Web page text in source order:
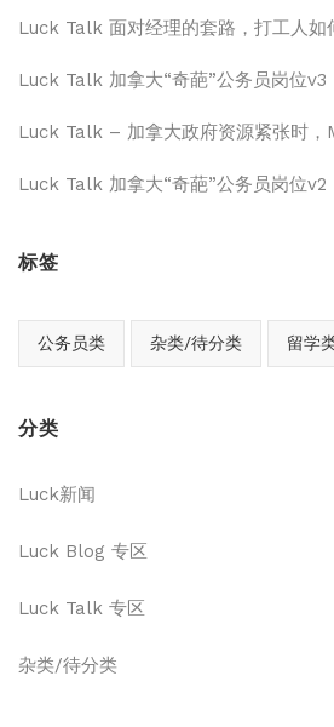
Luck Talk 面对经理的套路，打工人如
Luck Talk 加拿大“奇葩”公务员岗位v3
Luck Talk – 加拿大政府资源紧张时
Luck Talk 加拿大“奇葩”公务员岗位
标签
公务员类 杂类/待分类 留学
分类
Luck新闻
Luck Blog 专区
Luck Talk 专区
杂类/待分类